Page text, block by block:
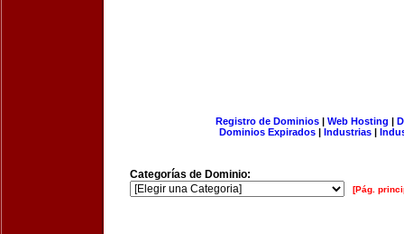
Registro de Dominios| Web Hosting |
Dominios Expirados | Industrias |
Categorías de Dominio:
[Pág.